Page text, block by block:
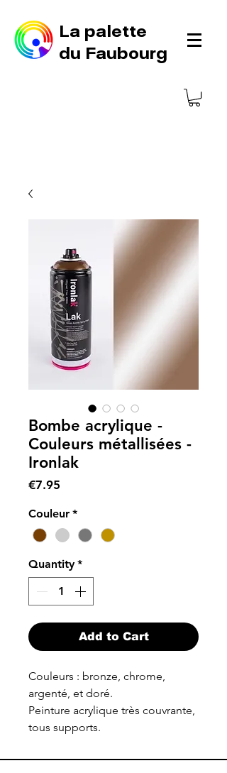
La palette
du Faubourg
Bombe acrylique -
Couleurs métallisées -
Ironlak
€7.95
Couleur *
Quantity *
Add to Cart
Couleurs : bronze, chrome,
argenté, et doré.
Peinture acrylique très couvrante,
tous supports.